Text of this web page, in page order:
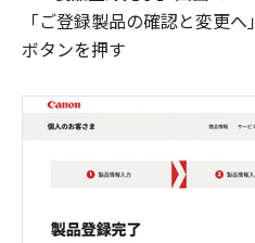
「ご登録製品の確認と変更へ」
ボタンを押す